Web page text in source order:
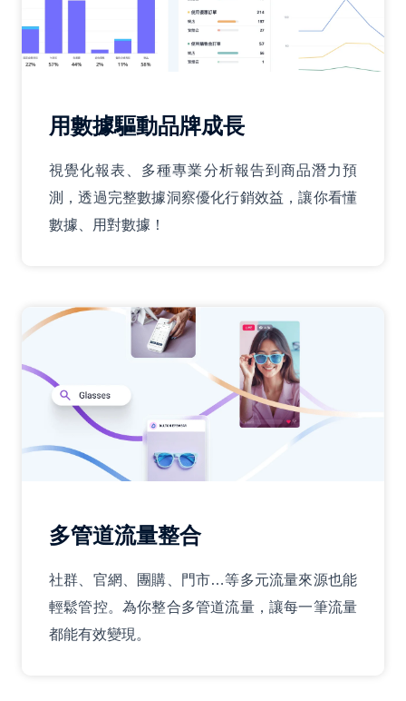
用數據驅動品牌成長
視覺化報表、多種專業分析報告到商品潛力預
測，透過完整數據洞察優化行銷效益，讓你看懂
數據、用對數據！
多管道流量整合
社群、官網、團購、門市…等多元流量來源也能
輕鬆管控。為你整合多管道流量，讓每一筆流量
都能有效變現。